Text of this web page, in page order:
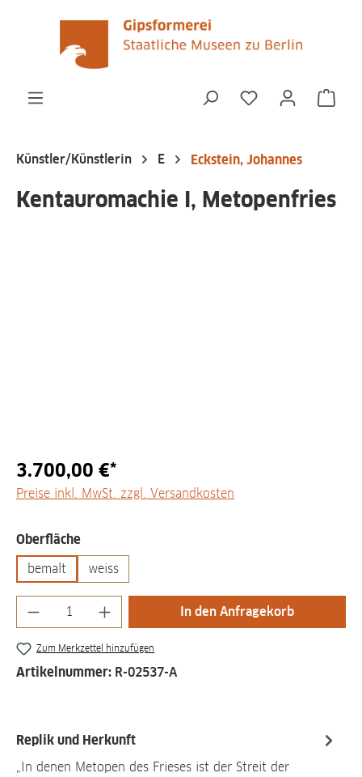
springen
Du hast 0
Künstler/Künstlerin E Eckstein, Johannes
Kentauromachie I, Metopenfries
3.700,00 €*
Preise inkl. MwSt. zzgl. Versandkosten
Oberflächeauswählen
bemalt weiss
Produkt Anzahl: Gib den gewünschten
In den Anfragekorb
Zum Merkzettel hinzufügen
Artikelnummer: R-02537-A
Replik und Herkunft
„In denen Metopen des Frieses ist der Streit der